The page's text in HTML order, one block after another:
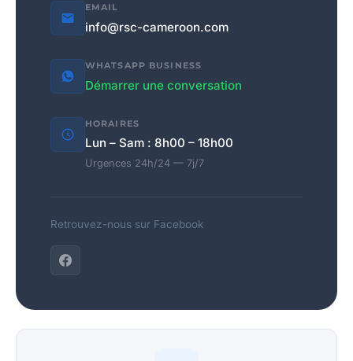
EMAIL
info@rsc-cameroon.com
WHATSAPP BUSINESS
Démarrer une conversation
HORAIRES
Lun – Sam : 8h00 – 18h00
Urgences 24h/24 — 7j/7
Retrouvez-nous sur Facebook